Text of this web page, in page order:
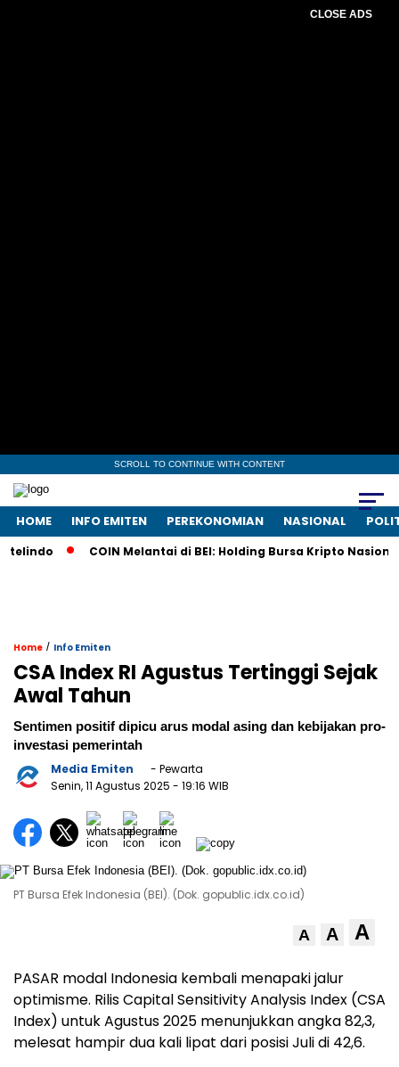
CLOSE ADS
SCROLL TO CONTINUE WITH CONTENT
HOME INFO EMITEN PEREKONOMIAN NASIONAL
COIN Melantai di BEI: Holding Bursa Kripto Nasional
Home / Info Emiten
CSA Index RI Agustus Tertinggi Sejak
Awal Tahun
Sentimen positif dipicu arus modal asing dan kebijakan pro-
investasi pemerintah
Media Emiten
- Pewarta
Senin, 11 Agustus 2025 - 19:16 WIB
PT Bursa Efek Indonesia (BEI). (Dok. gopublic.idx.co.id)
A A A
PASAR modal Indonesia kembali menapaki jalur
optimisme. Rilis Capital Sensitivity Analysis Index (CSA
Index) untuk Agustus 2025 menunjukkan angka 82,3,
melesat hampir dua kali lipat dari posisi Juli di 42,6.